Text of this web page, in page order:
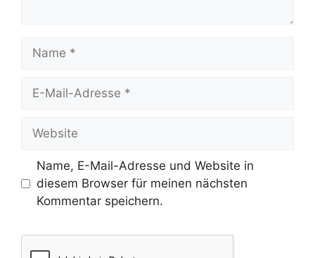
Mail-
Name, E-Mail-Adresse und Website in
diesem Browser für meinen nächsten
Kommentar speichern.